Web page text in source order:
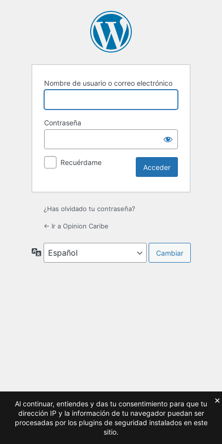
Nombre de usuario o correo electrónico
Contraseña
Recuérdame
¿Has olvidado tu contraseña?
← Ir a Opinion Caribe
Idioma
Al continuar, entiendes y das tu consentimiento para que tu
dirección IP y la información de tu navegador puedan ser
procesadas por los plugins de seguridad instalados en este
sitio.
×